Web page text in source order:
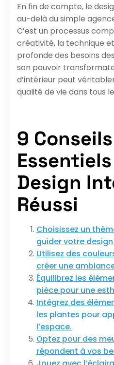
En fin de compte, le
au-delà du simple
C’est un processus
créativité, la technique
profonde des besoins
son pouvoir
d’intérieur peut
qualité de vie dans tous
9 Conseils
Design
Réussi
Choisissez un
guider votre
Utilisez des
créer une
Équilibrez les
pièce pour une
Intégrez des
les plantes pour
l’espace.
Optez pour des
répondent à vos